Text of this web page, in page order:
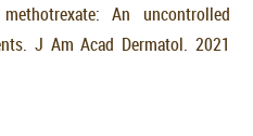
An uncontrolled
J Am Acad Dermatol. 2021